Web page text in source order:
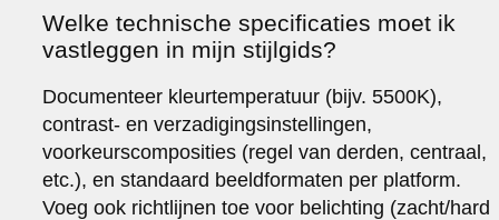
Welke technische specificaties moet ik
vastleggen in mijn stijlgids?
Documenteer kleurtemperatuur (bijv. 5500K),
contrast- en verzadigingsinstellingen,
voorkeurscomposities (regel van derden, centraal,
etc.), en standaard beeldformaten per platform.
Voeg ook richtlijnen toe voor belichting (zacht/hard